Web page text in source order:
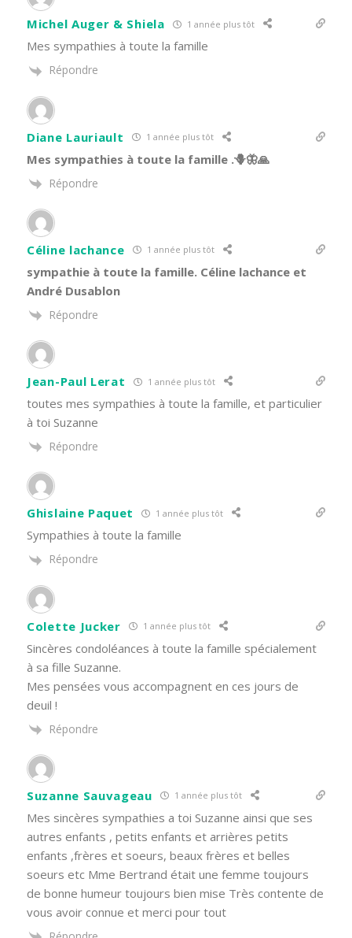
Michel Auger & Shiela 1 année plus tôt
Mes sympathies à toute la famille
Répondre
Diane Lauriault 1 année plus tôt
Mes sympathies à toute la famille .🪻🦋🙏
Répondre
Céline lachance 1 année plus tôt
sympathie à toute la famille. Céline lachance et
André Dusablon
Répondre
Jean-Paul Lerat 1 année plus tôt
toutes mes sympathies à toute la famille, et particulier
à toi Suzanne
Répondre
Ghislaine Paquet 1 année plus tôt
Sympathies à toute la famille
Répondre
Colette Jucker 1 année plus tôt
Sincères condoléances à toute la famille spécialement
à sa fille Suzanne.
Mes pensées vous accompagnent en ces jours de
deuil !
Répondre
Suzanne Sauvageau 1 année plus tôt
Mes sincères sympathies a toi Suzanne ainsi que ses
autres enfants , petits enfants et arrières petits
enfants ,frères et soeurs, beaux frères et belles
soeurs etc Mme Bertrand était une femme toujours
de bonne humeur toujours bien mise Très contente de
vous avoir connue et merci pour tout